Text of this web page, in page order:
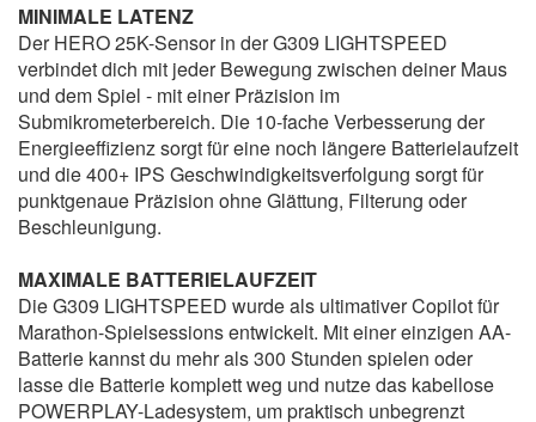
MINIMALE LATENZ
Der HERO 25K-Sensor in der G309 LIGHTSPEED
verbindet dich mit jeder Bewegung zwischen deiner Maus
und dem Spiel - mit einer Präzision im
Submikrometerbereich. Die 10-fache Verbesserung der
Energieeffizienz sorgt für eine noch längere Batterielaufzeit
und die 400+ IPS Geschwindigkeitsverfolgung sorgt für
punktgenaue Präzision ohne Glättung, Filterung oder
Beschleunigung.
MAXIMALE BATTERIELAUFZEIT
Die G309 LIGHTSPEED wurde als ultimativer Copilot für
Marathon-Spielsessions entwickelt. Mit einer einzigen AA-
Batterie kannst du mehr als 300 Stunden spielen oder
lasse die Batterie komplett weg und nutze das kabellose
POWERPLAY-Ladesystem, um praktisch unbegrenzt